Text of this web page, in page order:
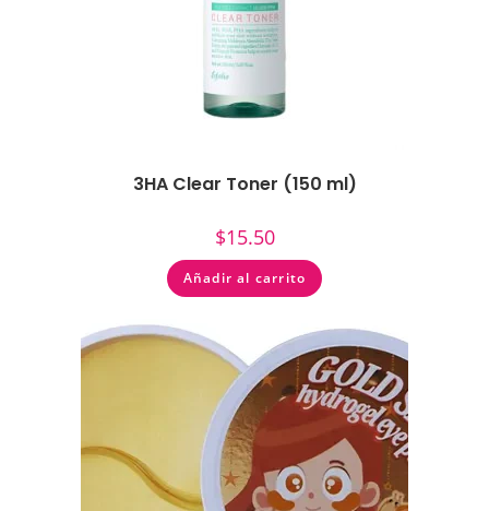
3HA Clear Toner (150 ml)
$15.50
Añadir al carrito